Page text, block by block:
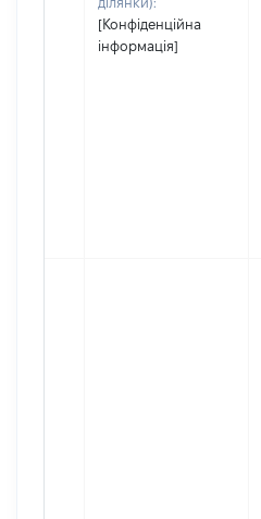
[Конфіденційна
інформація]